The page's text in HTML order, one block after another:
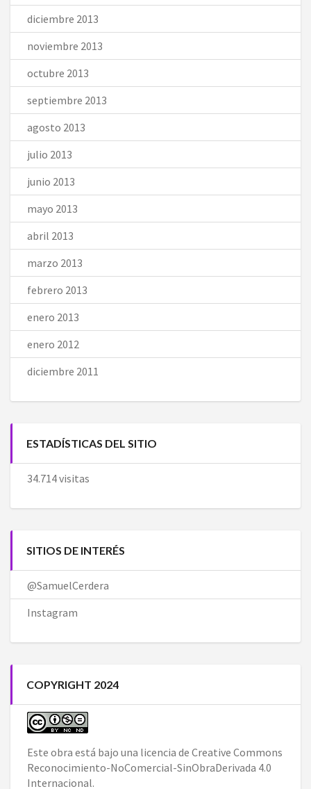
diciembre 2013
noviembre 2013
octubre 2013
septiembre 2013
agosto 2013
julio 2013
junio 2013
mayo 2013
abril 2013
marzo 2013
febrero 2013
enero 2013
enero 2012
diciembre 2011
ESTADÍSTICAS DEL SITIO
34.714 visitas
SITIOS DE INTERÉS
@SamuelCerdera
Instagram
COPYRIGHT 2024
Este obra está bajo una licencia de Creative Commons
Reconocimiento-NoComercial-SinObraDerivada 4.0
Internacional.